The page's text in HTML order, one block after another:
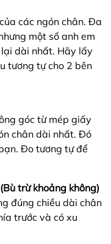
các ngón chân. Đa
một số anh em
dài nhất. Hãy lấy
tương tự cho 2 bên
góc từ mép giấy
chân dài nhất. Đó
Đo tương tự để
trừ khoảng không)
đúng chiều dài chân
trước và có xu